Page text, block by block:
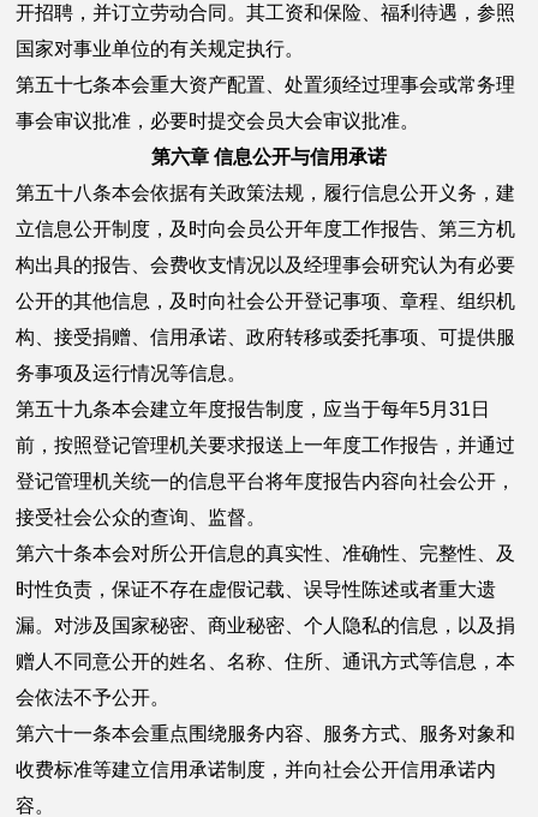
开招聘，并订立劳动合同。其工资和保险、福利待遇，参照
国家对事业单位的有关规定执行。
第五十七条本会重大资产配置、处置须经过理事会或常务理
事会审议批准，必要时提交会员大会审议批准。
第六章 信息公开与信用承诺
第五十八条本会依据有关政策法规，履行信息公开义务，建
立信息公开制度，及时向会员公开年度工作报告、第三方机
构出具的报告、会费收支情况以及经理事会研究认为有必要
公开的其他信息，及时向社会公开登记事项、章程、组织机
构、接受捐赠、信用承诺、政府转移或委托事项、可提供服
务事项及运行情况等信息。
第五十九条本会建立年度报告制度，应当于每年5月31日
前，按照登记管理机关要求报送上一年度工作报告，并通过
登记管理机关统一的信息平台将年度报告内容向社会公开，
接受社会公众的查询、监督。
第六十条本会对所公开信息的真实性、准确性、完整性、及
时性负责，保证不存在虚假记载、误导性陈述或者重大遗
漏。对涉及国家秘密、商业秘密、个人隐私的信息，以及捐
赠人不同意公开的姓名、名称、住所、通讯方式等信息，本
会依法不予公开。
第六十一条本会重点围绕服务内容、服务方式、服务对象和
收费标准等建立信用承诺制度，并向社会公开信用承诺内
容。